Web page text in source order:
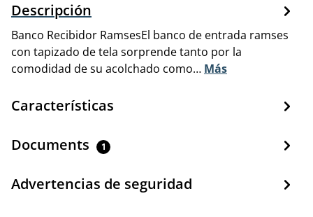
Descripción
Banco Recibidor RamsesEl banco de entrada ramses
con tapizado de tela sorprende tanto por la
comodidad de su acolchado como… Más
Características
Documents 1
Advertencias de seguridad